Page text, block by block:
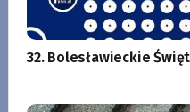
32. Bolesławieckie